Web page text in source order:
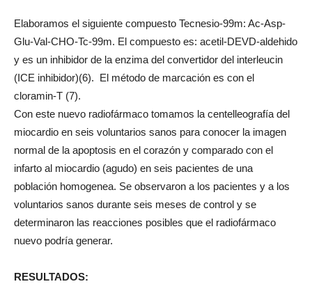
Elaboramos el siguiente compuesto Tecnesio-99m: Ac-Asp-
Glu-Val-CHO-Tc-99m. El compuesto es: acetil-DEVD-aldehido
y es un inhibidor de la enzima del convertidor del interleucin
(ICE inhibidor)(6). El método de marcación es con el
cloramin-T (7).
Con este nuevo radiofármaco tomamos la centelleografía del
miocardio en seis voluntarios sanos para conocer la imagen
normal de la apoptosis en el corazón y comparado con el
infarto al miocardio (agudo) en seis pacientes de una
población homogenea. Se observaron a los pacientes y a los
voluntarios sanos durante seis meses de control y se
determinaron las reacciones posibles que el radiofármaco
nuevo podría generar.
RESULTADOS: